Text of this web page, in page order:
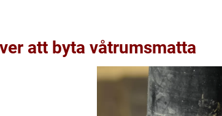
att byta våtrumsmatta